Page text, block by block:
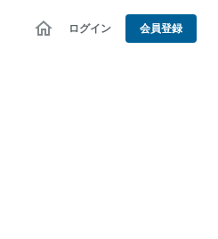
ログイン 会員登録